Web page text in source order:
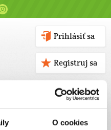
O cookies
Prihlásiť sa
Registruj sa